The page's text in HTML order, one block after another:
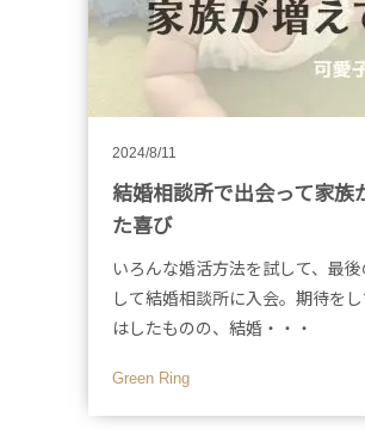
2024/8/11
結婚相談所で出会って家族
た喜び
いろんな婚活方法を試して、最後
して結婚相談所に入会。期待を
はしたものの、結婚・・・
Green Ring